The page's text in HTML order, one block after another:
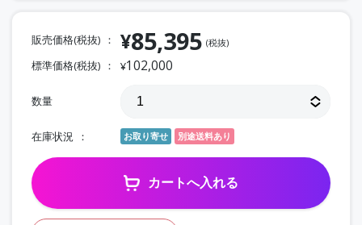
販売価格(税抜) ¥85,395 (税抜)
標準価格(税抜) ¥102,000
数量
在庫状況 お取り寄せ 別途送料あり
カートへ入れる